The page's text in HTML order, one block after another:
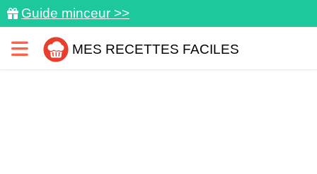
Guide minceur >>
MES RECETTES FACILES